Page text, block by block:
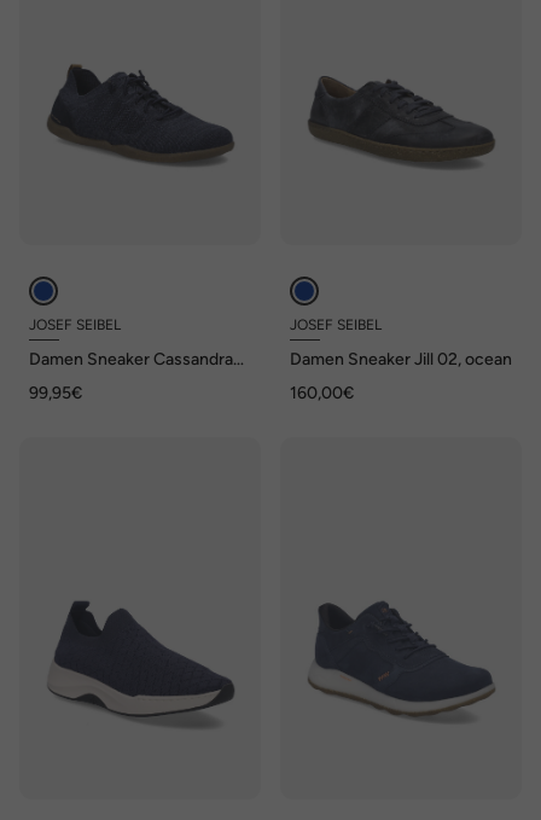
JOSEF SEIBEL
Damen Sneaker Cassandra
99,95€
JOSEF SEIBEL
Damen Sneaker Jill 02, ocean
160,00€